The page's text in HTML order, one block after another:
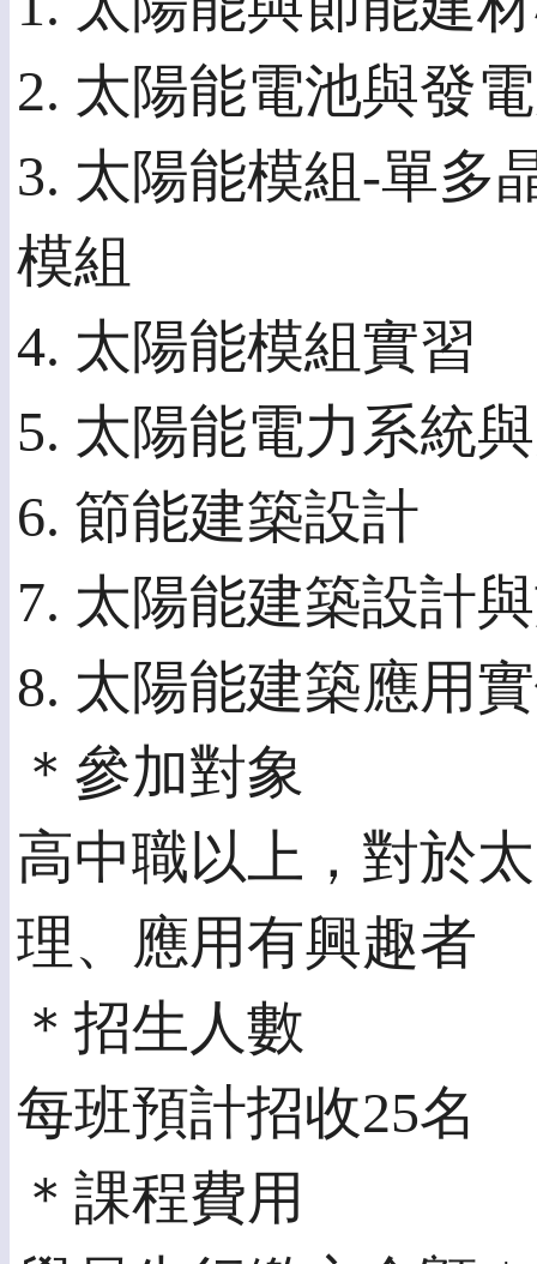
2. 太陽能電池與發
3. 太陽能模組-單多
模組
4. 太陽能模組實習
5. 太陽能電力系統
6. 節能建築設計
7. 太陽能建築設計
8. 太陽能建築應用
＊參加對象
高中職以上，對於
理、應用有興趣者
＊招生人數
每班預計招收25名
＊課程費用